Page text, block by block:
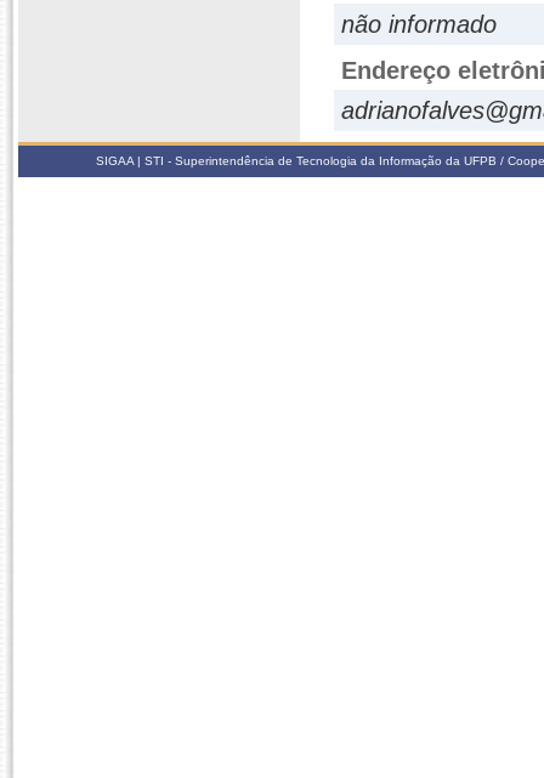
não informado
Endereço
SIGAA | STI - Superintendência de Tecnologia da Informação da UFPB /